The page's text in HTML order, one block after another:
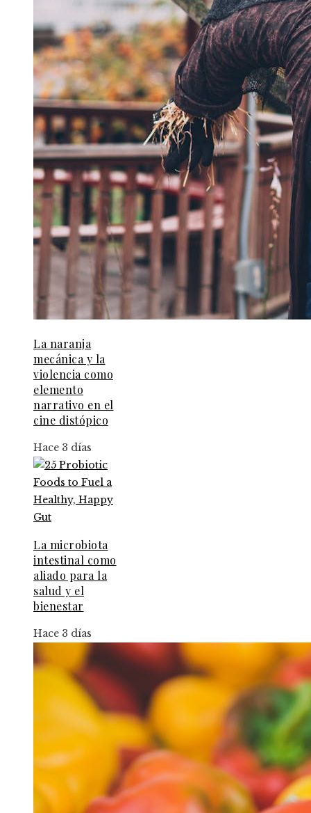
La naranja
mecánica y la
violencia como
elemento
narrativo en el
cine distópico
Hace 3 días
La microbiota
intestinal como
aliado para la
salud y el
bienestar
Hace 3 días